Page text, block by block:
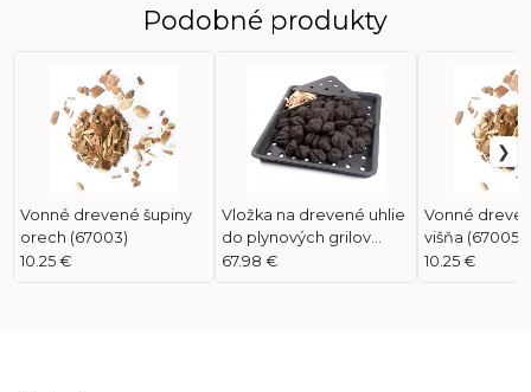
Podobné produkty
Vonné drevené šupiny
orech (67003)
10.25 €
Vložka na drevené uhlie
do plynových grilov
(67732)
67.98 €
Vonné
višňa (67005)
10.25 €